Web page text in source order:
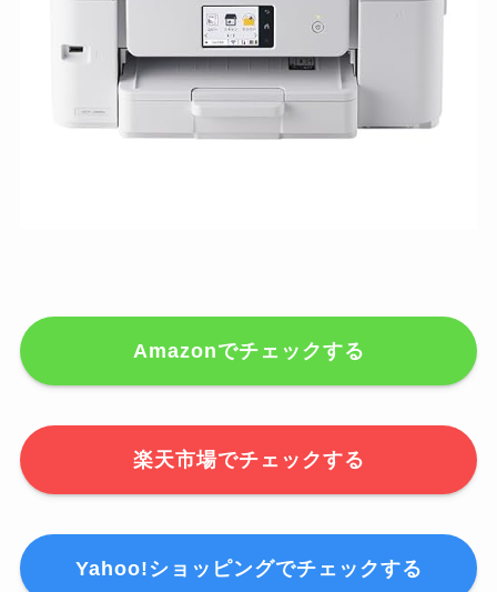
Amazonでチェックする
楽天市場でチェックする
Yahoo!ショッピングでチェックする